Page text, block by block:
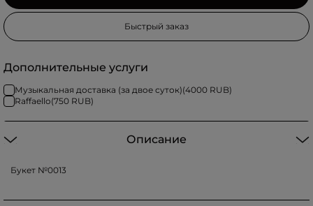
Быстрый заказ
Дополнительные услуги
Музыкальная доставка (за двое суток)(4000 RUB)
Raffaello(750 RUB)
Описание
Букет №0013